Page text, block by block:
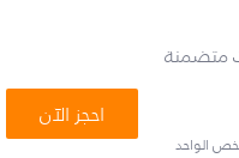
متضمنة
الواحد
احجز الآن